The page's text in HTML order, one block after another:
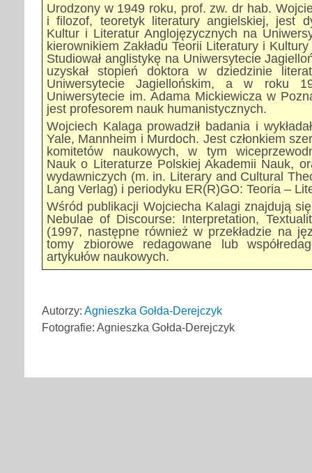
Urodzony w 1949 roku, prof. zw. dr hab.
i filozof, teoretyk literatury angielskiej, jest
Kultur i Literatur Anglojęzycznych na
kierownikiem Zakładu Teorii Literatury i
Studiował anglistykę na Uniwersytecie
uzyskał stopień doktora w dziedzinie
Uniwersytecie Jagiellońskim, a w roku
Uniwersytecie im. Adama Mickiewicza w
jest profesorem nauk humanistycznych.
Wojciech Kalaga prowadził badania i
Yale, Mannheim i Murdoch. Jest członkiem
komitetów naukowych, w tym
Nauk o Literaturze Polskiej Akademii Nauk,
wydawniczych (m. in. Literary and Cultural
Lang Verlag) i periodyku ER(R)GO: Teoria –
Wśród publikacji Wojciecha Kalagi znajdują
Nebulae of Discourse: Interpretation,
(1997, następne również w przekładzie na
tomy zbiorowe redagowane lub
artykułów naukowych.
Autorzy: Agnieszka Gołda-Derejczyk
Fotografie: Agnieszka Gołda-Derejczyk